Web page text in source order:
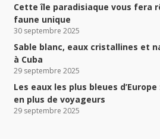
Cette île paradisiaque vous fera
faune unique
30 septembre 2025
Sable blanc, eaux cristallines et
à Cuba
29 septembre 2025
Les eaux les plus bleues
en plus de voyageurs
29 septembre 2025